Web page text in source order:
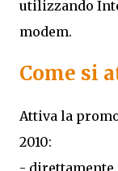
utilizzando
modem.
Come si
Attiva la
2010:
- direttamente